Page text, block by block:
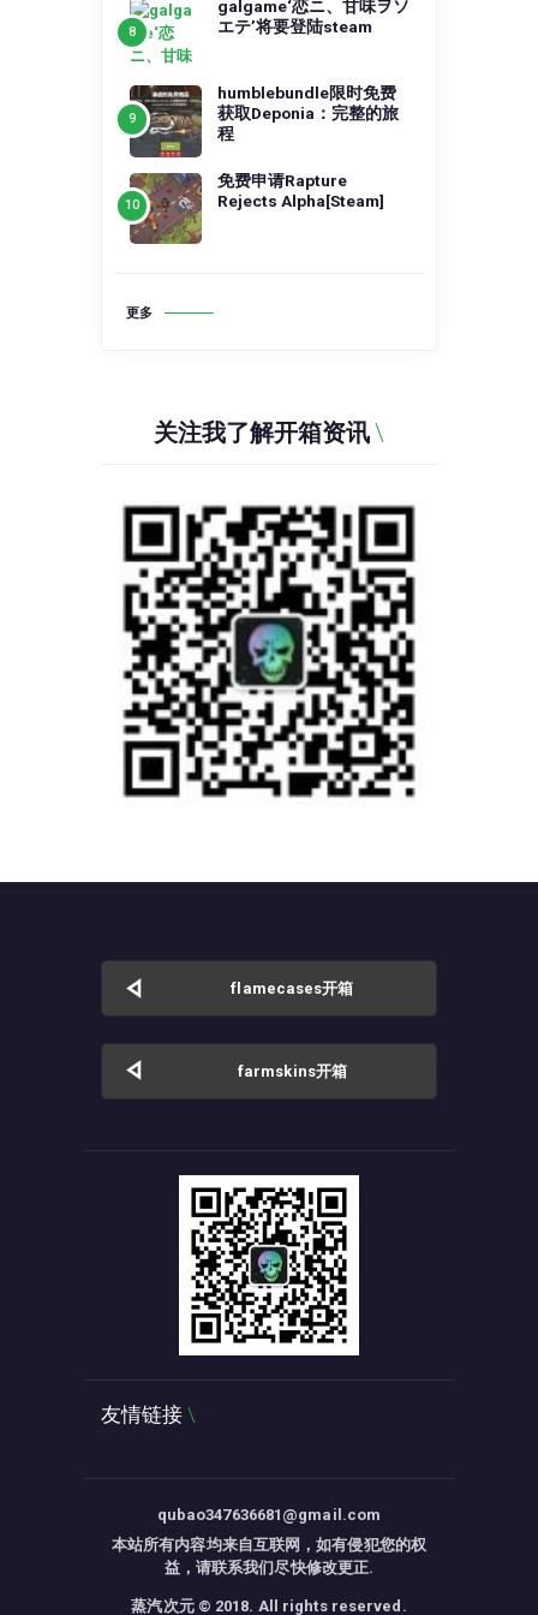
galgame‘恋ニ、甘味ヲソ
エテ’将要登陆steam
humblebundle限时免费
获取Deponia：完整的旅
程
免费申请Rapture
Rejects Alpha[Steam]
更多
关注我了解开箱资讯
flamecases开箱
farmskins开箱
友情链接
qubao347636681@gmail.com
本站所有内容均来自互联网，如有侵犯您的权
益，请联系我们尽快修改更正.
蒸汽次元 © 2018. All rights reserved.